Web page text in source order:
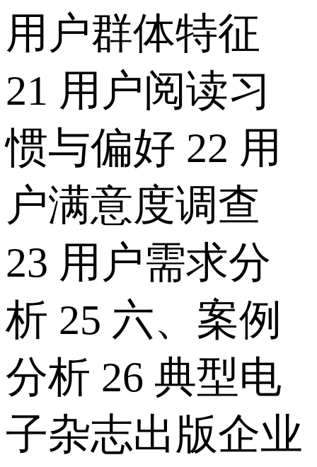
用户群体特征
21 用户阅读习
惯与偏好 22 用
户满意度调查
23 用户需求分
析 25 六、案例
分析 26 典型电
子杂志出版企业